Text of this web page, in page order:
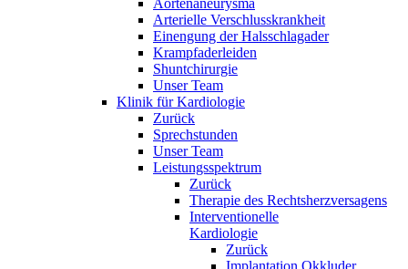
Aortenaneurysma
Arterielle Verschlusskrankheit
Einengung der Halsschlagader
Krampfaderleiden
Shuntchirurgie
Unser Team
Klinik für Kardiologie
Zurück
Sprechstunden
Unser Team
Leistungsspektrum
Zurück
Therapie des Rechtsherzversagens
Interventionelle
Kardiologie
Zurück
Implantation Okkluder